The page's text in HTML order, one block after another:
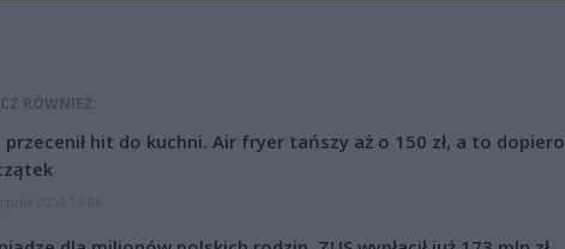
RÓWNIEŻ:
przecenił hit do kuchni. Air fryer tańszy aż o 150 zł, a to dopiero